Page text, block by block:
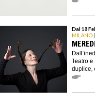
Dal 18
MILANO
Teatro
duplice,